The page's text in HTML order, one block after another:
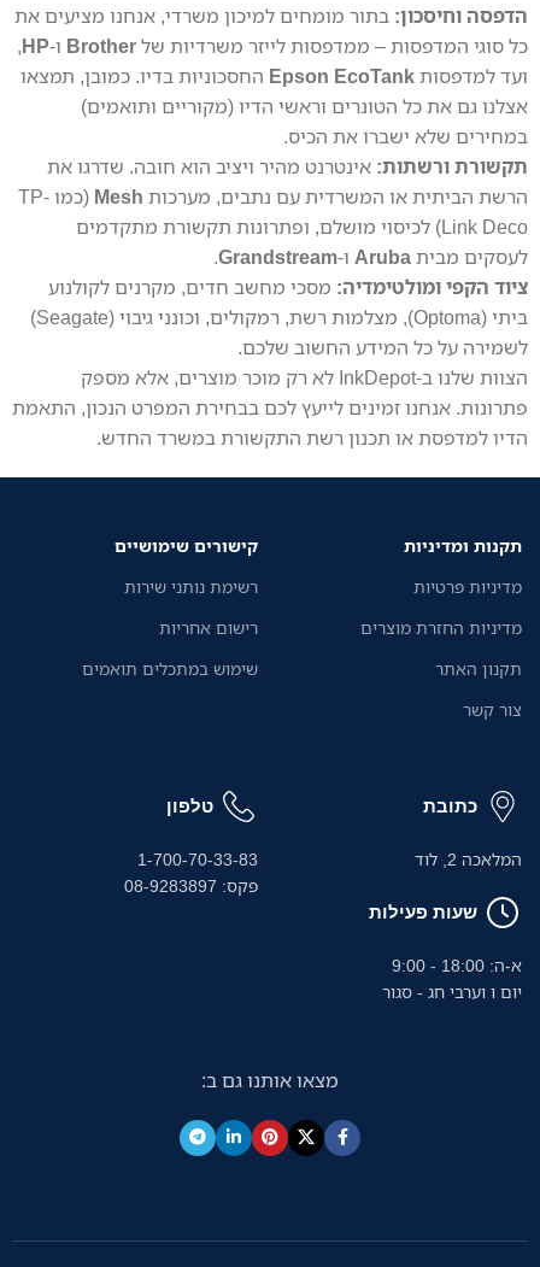
הדפסה וחיסכון: בתור מומחים למיכון משרדי, אנחנו מציעים את
כל סוגי המדפסות – ממדפסות לייזר משרדיות שלBrother ו-HP
,
ועד למדפסותEpson EcoTank החסכוניות בדיו. כמובן, תמצאו
אצלנו גם את כל הטונרים וראשי הדיו (מקוריים ותואמים)
במחירים שלא ישברו את הכיס.
תקשורת ורשתות: אינטרנט מהיר ויציב הוא חובה. שדרגו את
הרשת הביתית או המשרדית עם נתבים, מערכות Mesh
(כמו TP-
Link Deco) לכיסוי מושלם, ופתרונות תקשורת מתקדמים
לעסקים מביתAruba ו-Grandstream
.
ציוד הקפי ומולטימדיה: מסכי מחשב חדים, מקרנים לקולנוע
ביתי (Optoma), מצלמות רשת, רמקולים, וכונני גיבוי (Seagate)
לשמירה על כל המידע החשוב שלכם.
הצוות שלנו ב-InkDepot לא רק מוכר מוצרים, אלא מספק
פתרונות. אנחנו זמינים לייעץ לכם בבחירת המפרט הנכון, התאמת
הדיו למדפסת או תכנון רשת התקשורת במשרד החדש.
תקנות ומדיניות
מדיניות פרטיות
מדיניות החזרת מוצרים
תקנון האתר
צור קשר
קישורים שימושיים
רשימת נותני שירות
רישום אחריות
שימוש במתכלים תואמים
כתובת
המלאכה 2, לוד
שעות פעילות
א-ה: 18:00 - 9:00
יום ו וערבי חג - סגור
טלפון
1-700-70-33-83
פקס: 08-9283897
מצאו אותנו גם ב: